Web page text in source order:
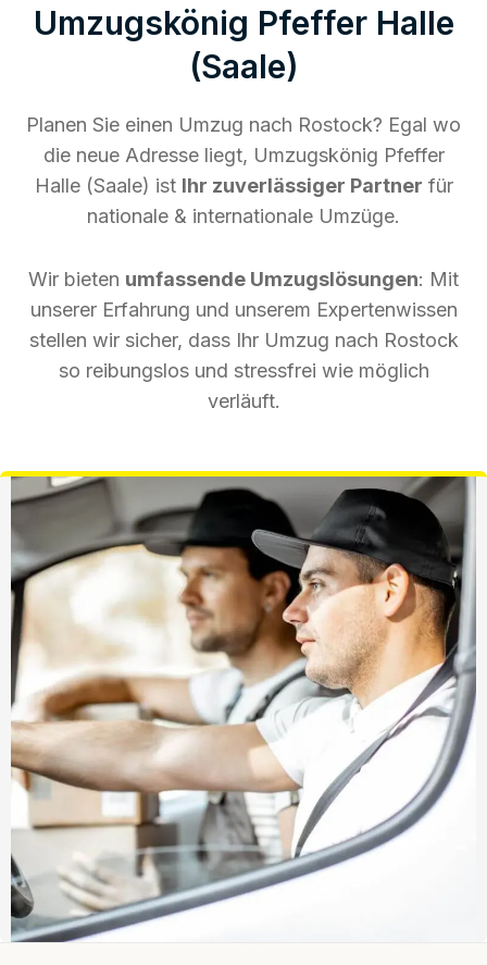
Umzugskönig Pfeffer Halle
(Saale)
Planen Sie einen Umzug nach Rostock? Egal wo
die neue Adresse liegt, Umzugskönig Pfeffer
Halle (Saale) ist Ihr zuverlässiger Partner für
nationale & internationale Umzüge.
Wir bieten umfassende Umzugslösungen: Mit
unserer Erfahrung und unserem Expertenwissen
stellen wir sicher, dass Ihr Umzug nach Rostock
so reibungslos und stressfrei wie möglich
verläuft.